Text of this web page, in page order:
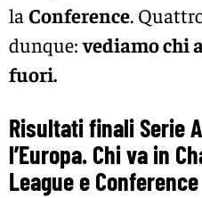
la Conference.
dunque:vediamo chi
fuori.
Risultati finali Serie
l’Europa. Chi va in
League e Conference